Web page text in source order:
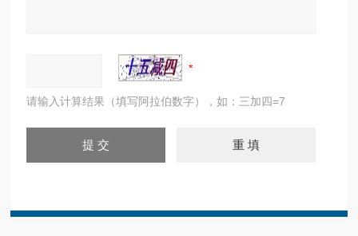
请输入计算结果（填写阿拉伯数字），如：三加四=7